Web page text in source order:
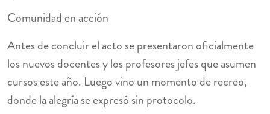
Comunidad en acción
Antes de concluir el acto se presentaron oficialmente
los nuevos docentes y los profesores jefes que asumen
cursos este año. Luego vino un momento de recreo,
donde la alegría se expresó sin protocolo.